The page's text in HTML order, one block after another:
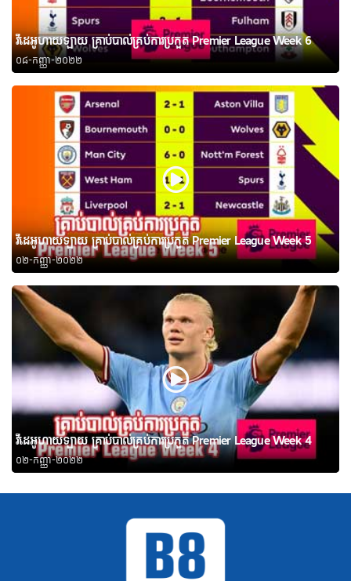
វីដេអូហាយឡាយ គ្រាប់បាល់គ្រប់ការប្រកួត Premier League Week 6
០៨-កញ្ញា-២០២២
វីដេអូហាយឡាយ គ្រាប់បាល់គ្រប់ការប្រកួត Premier League Week 5
០២-កញ្ញា-២០២២
វីដេអូហាយឡាយ គ្រាប់បាល់គ្រប់ការប្រកួត Premier League Week 4
០២-កញ្ញា-២០២២